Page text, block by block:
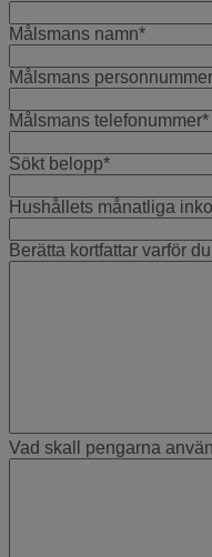
Målsmans namn*
Målsmans personnummer
Målsmans telefonummer*
Sökt belopp*
Hushållets månatliga
Berätta kortfattar varför
Vad skall pengarna